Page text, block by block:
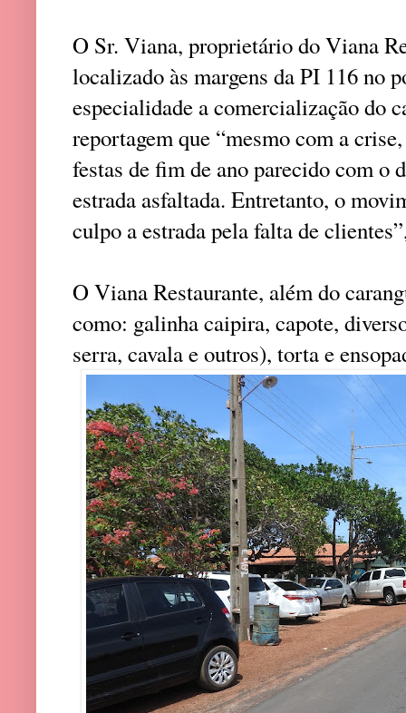
O Sr. Viana, proprietário do Viana
localizado às margens da PI 116 no
especialidade a comercialização do
reportagem que “mesmo com a
festas de fim de ano parecido com o
estrada asfaltada. Entretanto, o
culpo a estrada pela falta de
O Viana Restaurante, além do
como: galinha caipira, capote,
serra, cavala e outros), torta e